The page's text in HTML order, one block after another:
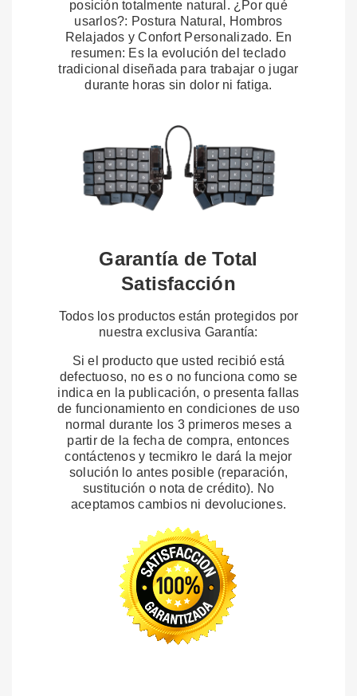
posición totalmente natural. ¿Por qué
usarlos?: Postura Natural, Hombros
Relajados y Confort Personalizado. En
resumen: Es la evolución del teclado
tradicional diseñada para trabajar o jugar
durante horas sin dolor ni fatiga.
Garantía de Total
Satisfacción
Todos los productos están protegidos por
nuestra exclusiva Garantía:
Si el producto que usted recibió está
defectuoso, no es o no funciona como se
indica en la publicación, o presenta fallas
de funcionamiento en condiciones de uso
normal durante los 3 primeros meses a
partir de la fecha de compra, entonces
contáctenos y tecmikro le dará la mejor
solución lo antes posible (reparación,
sustitución o nota de crédito). No
aceptamos cambios ni devoluciones.